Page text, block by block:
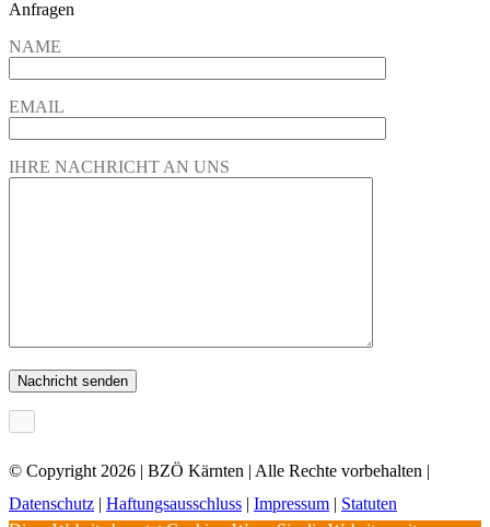
Anfragen
NAME
EMAIL
IHRE NACHRICHT AN UNS
© Copyright2026 | BZÖ Kärnten | Alle Rechte vorbehalten |
Datenschutz | Haftungsausschluss | Impressum | Statuten